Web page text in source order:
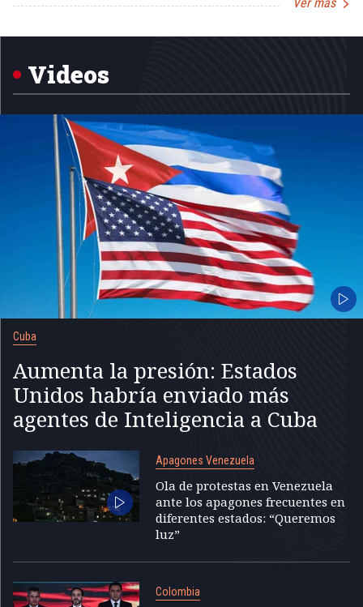
Videos
Cuba
Aumenta la presión: Estados
Unidos habría enviado más
agentes de Inteligencia a Cuba
Apagones Venezuela
Ola de protestas en Venezuela
ante los apagones frecuentes en
diferentes estados: “Queremos
luz”
Colombia